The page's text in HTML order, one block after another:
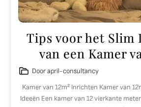
Tips voor het Slim
van een Kamer
Door april-consultancy
Kamer van 12m² Inrichten Kamer van
Ideeën Een kamer van 12 vierkante